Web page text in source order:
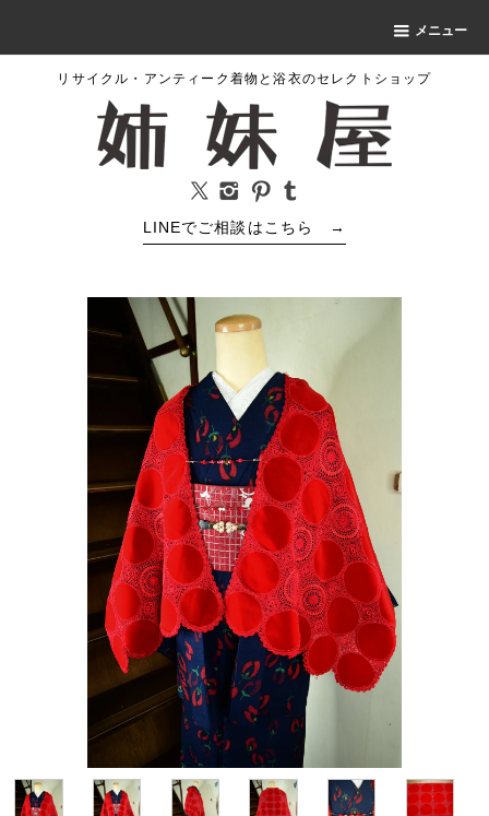
メニュー
リサイクル・アンティーク着物と浴衣のセレクトショップ
LINEでご相談はこちら →